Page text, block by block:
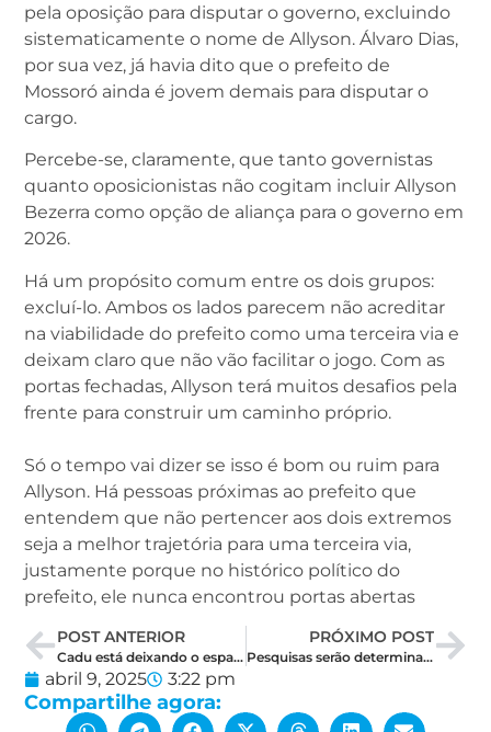
pela oposição para disputar o governo, excluindo
sistematicamente o nome de Allyson. Álvaro Dias,
por sua vez, já havia dito que o prefeito de
Mossoró ainda é jovem demais para disputar o
cargo.
Percebe-se, claramente, que tanto governistas
quanto oposicionistas não cogitam incluir Allyson
Bezerra como opção de aliança para o governo em
2026.
Há um propósito comum entre os dois grupos:
excluí-lo. Ambos os lados parecem não acreditar
na viabilidade do prefeito como uma terceira via e
deixam claro que não vão facilitar o jogo. Com as
portas fechadas, Allyson terá muitos desafios pela
frente para construir um caminho próprio.
Só o tempo vai dizer se isso é bom ou ruim para
Allyson. Há pessoas próximas ao prefeito que
entendem que não pertencer aos dois extremos
seja a melhor trajetória para uma terceira via,
justamente porque no histórico político do
prefeito, ele nunca encontrou portas abertas
POST ANTERIOR
Cadu está deixando o espaço vazio, e alguém vai ocupar seu lugar
PRÓXIMO POST
Pesquisas serão determinantes para salvar ou fritar Cadu Xavier
abril 9, 2025 3:22 pm
Compartilhe agora: